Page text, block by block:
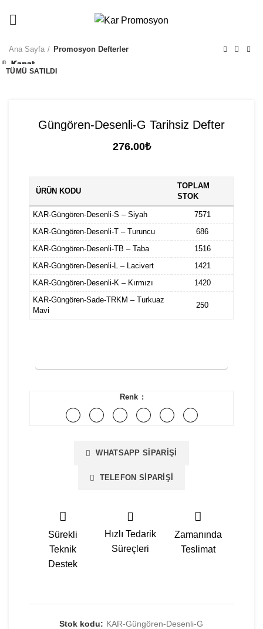
Ana Sayfa Promosyon Defterler
Güngören-Desenli-G Tarihsiz Defter
276.00₺
ÜRÜN KODU
TOPLAM
STOK
KAR-Güngören-Desenli-S – Siyah
7571
KAR-Güngören-Desenli-T – Turuncu
686
KAR-Güngören-Desenli-TB – Taba
1516
KAR-Güngören-Desenli-L – Lacivert
1421
KAR-Güngören-Desenli-K – Kırmızı
1420
KAR-Güngören-Sade-TRKM – Turkuaz
Mavi
250
Renk
WHATSAPP SIPARIŞI
TELEFON SIPARIŞI
Sürekli
Teknik
Destek
Hızlı Tedarik
Süreçleri
Zamanında
Teslimat
Stok kodu: KAR-Güngören-Desenli-G
Kapat
TÜMÜ SATILDI
Kapat
Kapat
TÜMÜ SATILDI
Kapat
Kapat
Kapat
Kapat
TÜMÜ SATILDI
Kapat
TÜMÜ SATILDI
Kapat
TÜMÜ SATILDI
Kapat